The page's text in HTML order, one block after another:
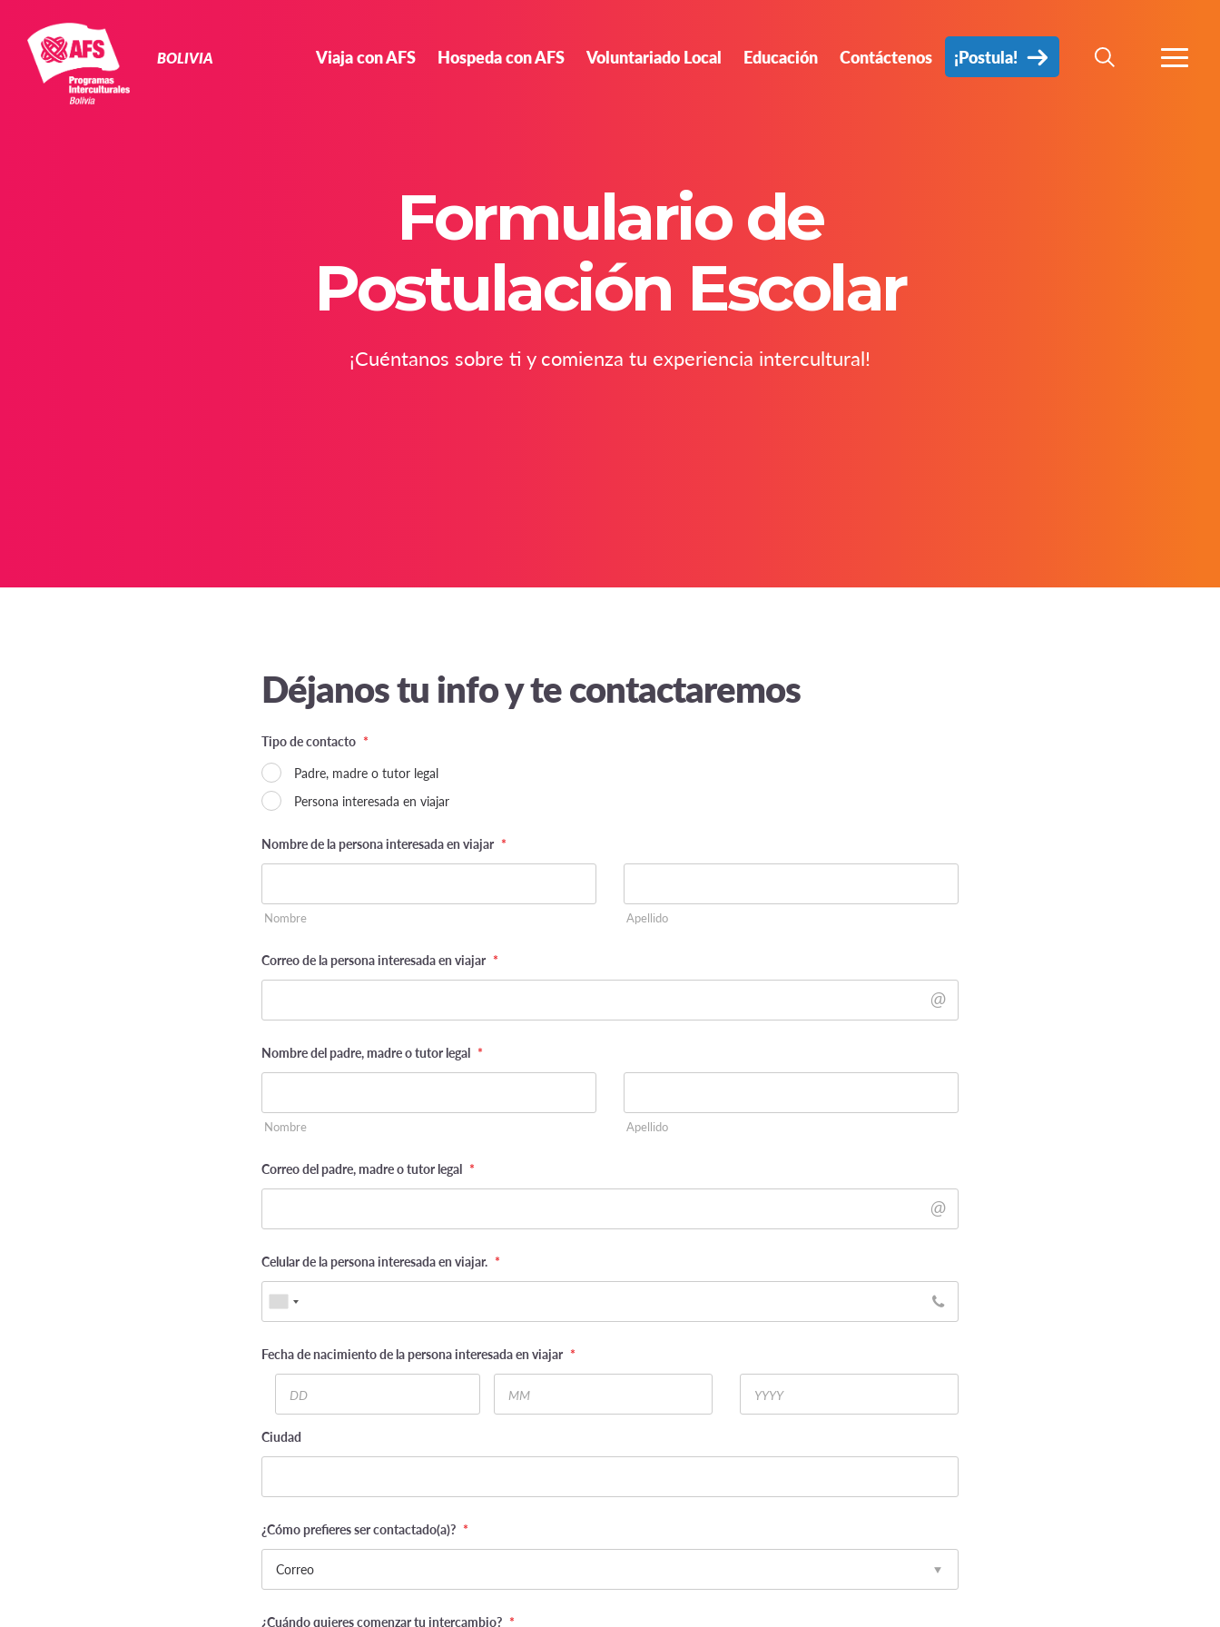
BOLIVIA Viaja con AFS Hospeda con AFS Voluntariado Local Educación Contáctenos ¡Postula!
BÚSQUEDA
MÁS
Formulario de
Postulación Escolar
¡Cuéntanos sobre ti y comienza tu experiencia intercultural!
Déjanos tu info y te contactaremos
Tipo de contacto *
Padre, madre o tutor legal
Persona interesada en viajar
Nombre de la persona interesada en viajar *
Nombre Apellido
Correo de la persona interesada en viajar *
Nombre del padre, madre o tutor legal *
Nombre Apellido
Correo del padre, madre o tutor legal *
Celular de la persona interesada en viajar. *
Fecha de nacimiento de la persona interesada en viajar *
Day Month Year
Ciudad
¿Cómo prefieres ser contactado(a)? *
¿Cuándo quieres comenzar tu intercambio? *